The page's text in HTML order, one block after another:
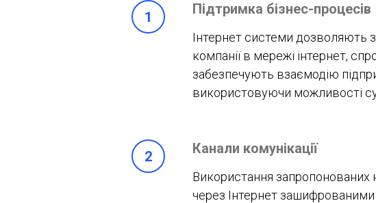
Підтримка бізнес-процесів
Інтернет системи дозволяють
компанії в мережі інтернет,
забезпечують взаємодію
використовуючи можливості
Канали комунікації
Використання запропонованих
через Інтернет зашифрованими